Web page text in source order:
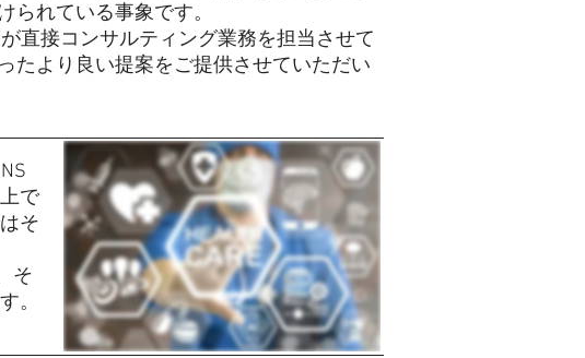
インフルエンサー
マーケティング
られている事象です。
直接コンサルティング業務を担当させて
たより良い提案をご提供させていただい
で
そ
そ
。